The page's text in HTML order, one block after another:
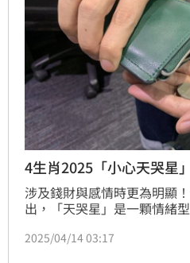
4生肖2025「小心天哭星
涉及錢財與感情時更為明顯
出，「天哭星」是一顆情緒
它本身不是主導性的煞星，
2025/04/14 03:17